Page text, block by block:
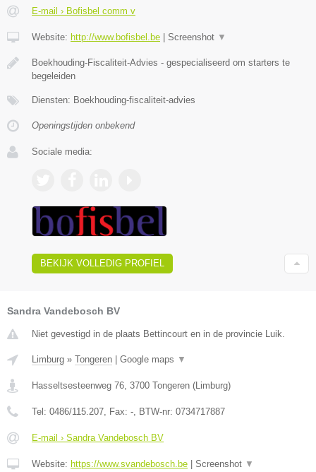
E-mail › Bofisbel comm v
Website: http://www.bofisbel.be | Screenshot ▼
Boekhouding-Fiscaliteit-Advies - gespecialiseerd om starters te
begeleiden
Diensten: Boekhouding-fiscaliteit-advies
Openingstijden onbekend
Sociale media:
BEKIJK VOLLEDIG PROFIEL
Sandra Vandebosch BV
Niet gevestigd in de plaats Bettincourt en in de provincie Luik.
Limburg » Tongeren Google maps ▼
Hasseltsesteenweg 76, 3700 Tongeren (Limburg)
Tel: 0486/115.207, Fax: -, BTW-nr: 0734717887
E-mail › Sandra Vandebosch BV
Website: https://www.svandebosch.be Screenshot ▼